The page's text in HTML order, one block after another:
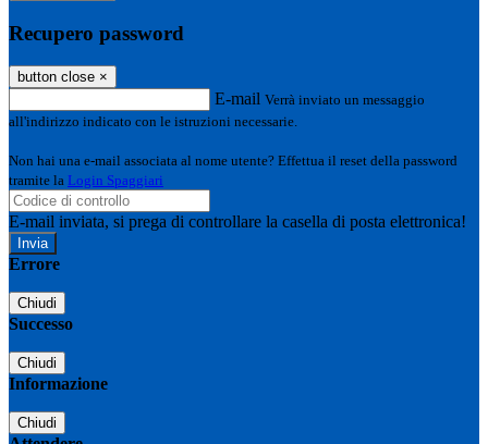
Recupero password
button close ×
E-mail Verrà inviato un messaggio
all'indirizzo indicato con le istruzioni necessarie.
Non hai una e-mail associata al nome utente? Effettua il reset della password
tramite la Login Spaggiari
E-mail inviata, si prega di controllare la casella di posta elettronica!
Errore
Chiudi
Successo
Chiudi
Informazione
Chiudi